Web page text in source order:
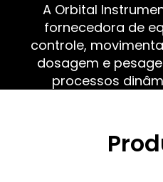
A Orbital
fornecedora de
controle,
dosagem e
processos